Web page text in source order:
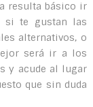
resulta básico ir
si te gustan las
alternativos, o
será ir a los
y acude al lugar
que sin duda